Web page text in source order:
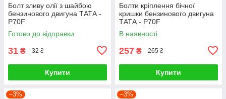
Болт зливу олії з шайбою
бензинового двигуна ТАТА -
P70F
Готово до відправки
31 ₴ 32 ₴
Купити
Болти кріплення бічної
кришки бензинового двигуна
ТАТА - P70F
В наявності
257 ₴ 265 ₴
Купити
–3% –3%